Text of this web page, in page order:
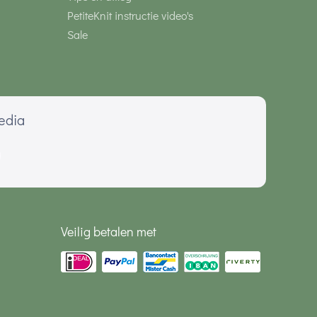
PetiteKnit instructie video's
Sale
Veilig betalen met